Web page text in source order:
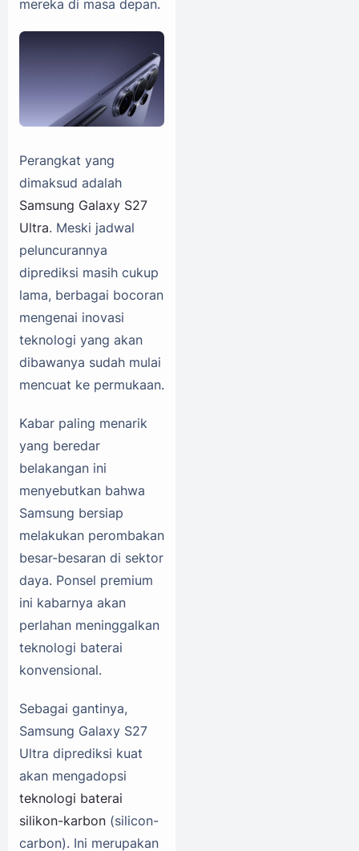
mereka di masa depan.
Perangkat yang
dimaksud adalah
Samsung Galaxy S27
Ultra. Meski jadwal
peluncurannya
diprediksi masih cukup
lama, berbagai bocoran
mengenai inovasi
teknologi yang akan
dibawanya sudah mulai
mencuat ke permukaan.
Kabar paling menarik
yang beredar
belakangan ini
menyebutkan bahwa
Samsung bersiap
melakukan perombakan
besar-besaran di sektor
daya. Ponsel premium
ini kabarnya akan
perlahan meninggalkan
teknologi baterai
konvensional.
Sebagai gantinya,
Samsung Galaxy S27
Ultra diprediksi kuat
akan mengadopsi
teknologi baterai
silikon-karbon (silicon-
carbon). Ini merupakan